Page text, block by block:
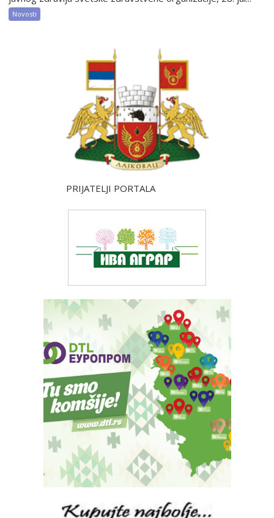
Novosti
PRIJATELJI PORTALA